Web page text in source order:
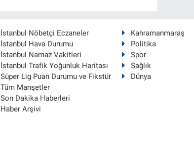
İstanbul Nöbetçi Eczaneler
İstanbul Hava Durumu
İstanbul Namaz Vakitleri
İstanbul Trafik Yoğunluk Haritası
Süper Lig Puan Durumu ve Fikstür
Tüm Manşetler
Son Dakika Haberleri
Haber Arşivi
Kahramanmaraş
Politika
Spor
Sağlık
Dünya